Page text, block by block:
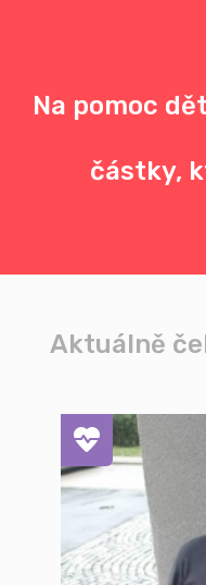
Na pomoc
částky,
Aktuálně